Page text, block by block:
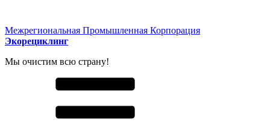
Межрегиональная Промышленная Корпорация
Экорециклинг
Мы очистим всю страну!